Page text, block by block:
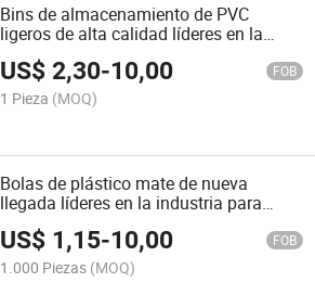
Bins de almacenamiento de PVC
ligeros de alta calidad líderes en la
industria para hoteles
US$2,30-10,00 FOB
1 Pieza (MOQ)
Bolas de plástico mate de nueva
llegada líderes en la industria para
hotel
US$ 1,15-10,00 FOB
1.000 Piezas (MOQ)